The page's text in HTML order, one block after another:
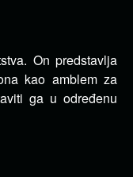
On predstavlja
kao amblem za
ga u određenu